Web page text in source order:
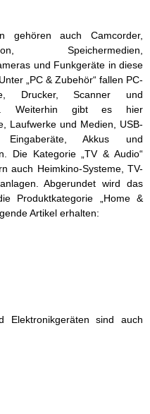
gehören auch Camcorder,
Speichermedien,
und Funkgeräte in diese
„PC & Zubehör“ fallen PC-
Drucker, Scanner und
Weiterhin gibt es hier
Laufwerke und Medien, USB-
Eingaberäte, Akkus und
Die Kategorie „TV & Audio“
auch Heimkino-Systeme, TV-
Abgerundet wird das
Produktkategorie „Home &
Artikel erhalten:
Elektronikgeräten sind auch